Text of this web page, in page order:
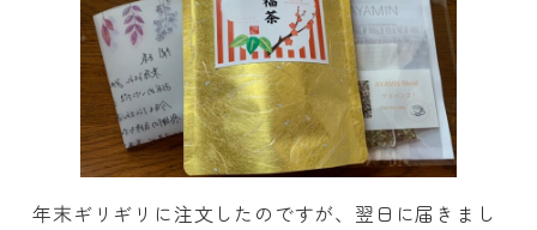
年末ギリギリに注文したのですが、翌日に届きまし